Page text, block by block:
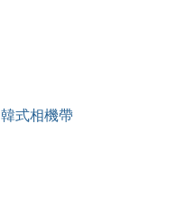
韓式相機帶